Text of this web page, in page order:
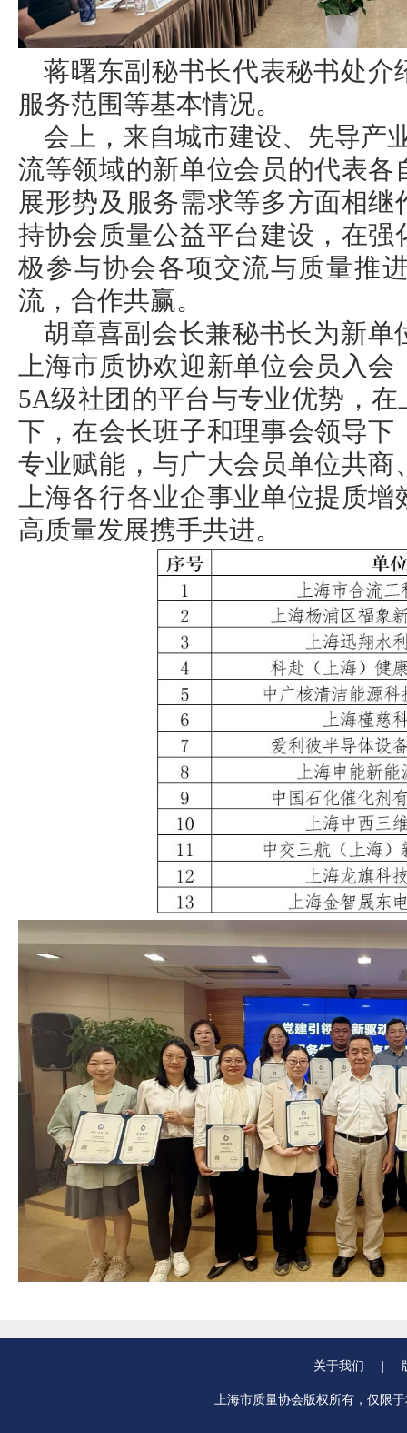
蒋曙东副秘书长代表秘书处
服务范围等基本情况。
会上，来自城市建设、先导产
流等领域的新单位会员的代表
展形势及服务需求等多方面相
持协会质量公益平台建设，在
极参与协会各项交流与质量推
流，合作共赢。
胡章喜副会长兼秘书长为新
上海市质协欢迎新单位会员入
5A级社团的平台与专业优势，
下，在会长班子和理事会领导
专业赋能，与广大会员单位共
上海各行各业企事业单位提质
高质量发展携手共进。
关于我们
上海市质量协会版权所有，仅限